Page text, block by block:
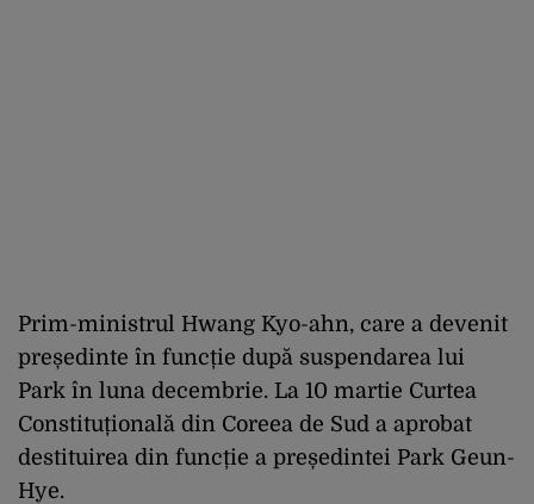
Prim-ministrul Hwang Kyo-ahn, care a devenit
președinte în funcție după suspendarea lui
Park în luna decembrie. La 10 martie Curtea
Constituțională din Coreea de Sud a aprobat
destituirea din funcție a președintei Park Geun-
Hye.